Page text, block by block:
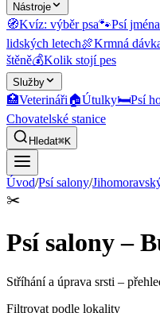
Nástroje
🧭Kvíz: výběr psa🐾Psí jména
lidských letech🍖Krmná
štěně💰Kolik stojí pes
Služby
🏥Veterináři🏠Útulky🛏️Psí
Chovatelské stanice
Hledat⌘K
Úvod/Psí salony/
✂️
Psí salony –
Stříhání a úprava srsti –
Filtrovat podle lokality